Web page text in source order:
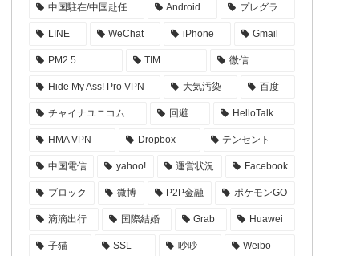
中国駐在/中国赴任 Android プレグラ
LINE WeChat iPhone Gmail
PM2.5 TIM 微信
Hide My Ass! Pro VPN 大気汚染 百度
チャイナユニコム 回避 HelloTalk
HMA VPN Dropbox テンセント
中国電信 yahoo! 運営状況 Facebook
ブロック 微博 P2P金融 ポケモンGO
滴滴出行 国際結婚 Grab Huawei
子猫 SSL 吵吵 Weibo